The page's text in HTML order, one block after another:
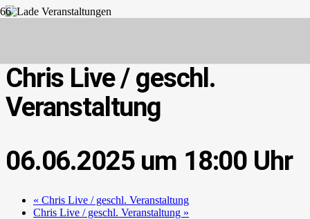
Chris Live / geschl.
Veranstaltung
06.06.2025 um 18:00
« Chris Live / geschl. Veranstaltung
Chris Live / geschl. Veranstaltung »